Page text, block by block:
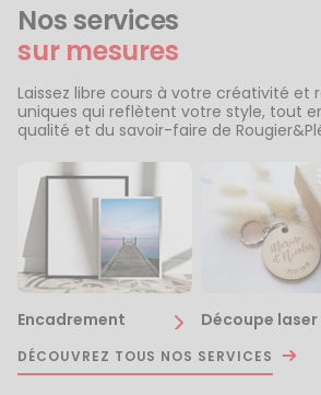
Nos services
sur mesures
Laissez libre cours à votre créativité et
uniques qui reflètent votre style, tout
qualité et du savoir-faire de
Encadrement Découpe laser
DÉCOUVREZ TOUS NOS SERVICES